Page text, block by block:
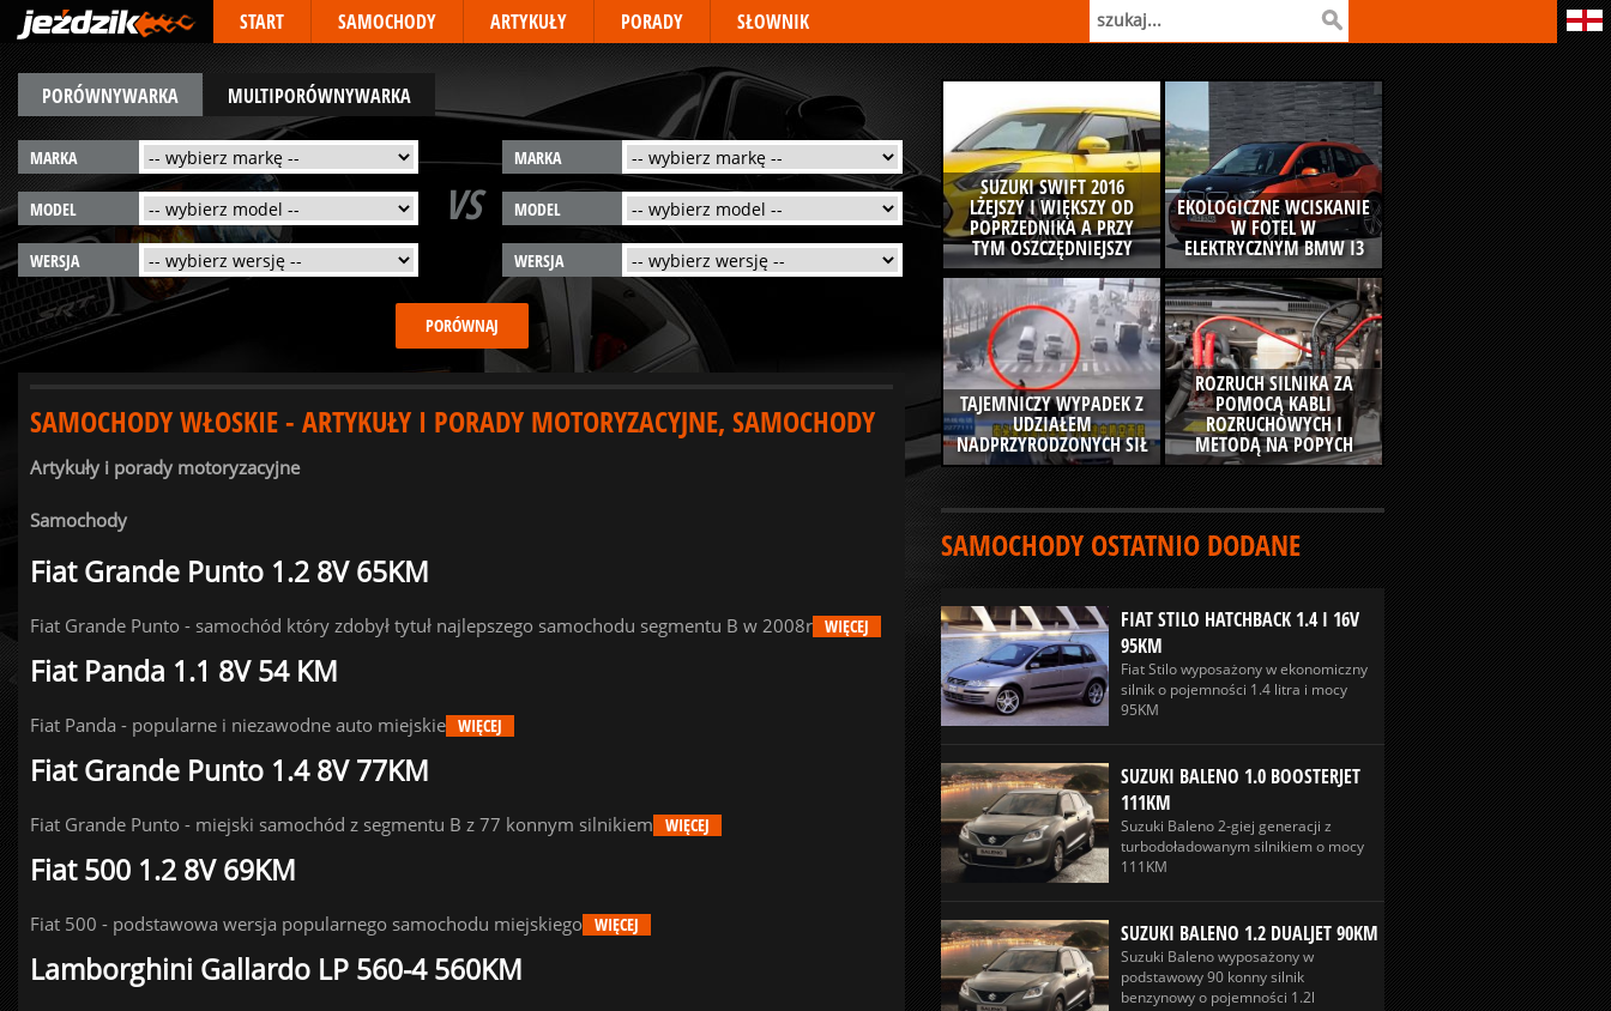
START SAMOCHODY ARTYKUŁY PORADY SŁOWNIK
PORÓWNYWARKA MULTIPORÓWNYWARKA
MARKA
MODEL
WERSJA
VS
MARKA
MODEL
WERSJA
SAMOCHODY WŁOSKIE - ARTYKUŁY I PORADY MOTORYZACYJNE, SAMOCHODY
Artykuły i porady motoryzacyjne
Samochody
Fiat Grande Punto 1.2 8V 65KM
Fiat Grande Punto - samochód który zdobył tytuł najlepszego samochodu segmentu B w 2008r WIĘCEJ
Fiat Panda 1.1 8V 54 KM
Fiat Panda - popularne i niezawodne auto miejskie WIĘCEJ
Fiat Grande Punto 1.4 8V 77KM
Fiat Grande Punto - miejski samochód z segmentu B z 77 konnym silnikiem WIĘCEJ
Fiat 500 1.2 8V 69KM
Fiat 500 - podstawowa wersja popularnego samochodu miejskiego WIĘCEJ
Lamborghini Gallardo LP 560-4 560KM
SUZUKI SWIFT 2016
LŻEJSZY I WIĘKSZY OD
POPRZEDNIKA A PRZY
TYM OSZCZĘDNIEJSZY
EKOLOGICZNE WCISKANIE
W FOTEL W
ELEKTRYCZNYM BMW I3
TAJEMNICZY WYPADEK Z
UDZIAŁEM
NADPRZYRODZONYCH SIŁ
ROZRUCH SILNIKA ZA
POMOCĄ KABLI
ROZRUCHOWYCH I
METODĄ NA POPYCH
SAMOCHODY OSTATNIO DODANE
FIAT STILO HATCHBACK 1.4 I 16V
95KM
Fiat Stilo wyposażony w ekonomiczny
silnik o pojemności 1.4 litra i mocy
95KM
SUZUKI BALENO 1.0 BOOSTERJET
111KM
Suzuki Baleno 2-giej generacji z
turbodoładowanym silnikiem o mocy
111KM
SUZUKI BALENO 1.2 DUALJET 90KM
Suzuki Baleno wyposażony w
podstawowy 90 konny silnik
benzynowy o pojemności 1.2l